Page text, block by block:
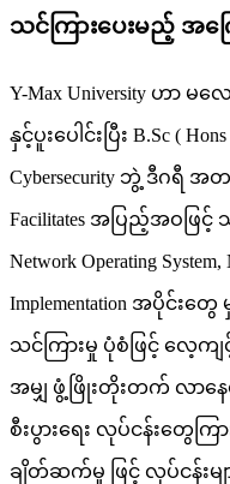
သင်ကြားပေးမည့် အကြ
Y-Max University ဟာ မလေ
နှင့်ပူးပေါင်းပြီး B.Sc (
Cybersecurity ဘွဲ့ ဒီဂ
Facilitates အပြည့်အဝဖြင့်
Network Operating
Implementation အပိုင်းတွ
သင်ကြားမှု ပုံစံဖြင့် လေ့က
အမျှ ဖွံ့ဖြိုးတိုးတက် လာန
စီးပွားရေး လုပ်ငန်းတွေက
ချိတ်ဆက်မှု ဖြင့် လုပ်ငန်းမ